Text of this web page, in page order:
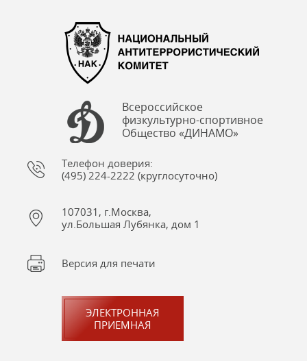
Всероссийское
физкультурно-спортивное
Общество «ДИНАМО»
Телефон доверия:
(495) 224-2222 (круглосуточно)
107031, г.Москва,
ул.Большая Лубянка, дом 1
Версия для печати
ЭЛЕКТРОННАЯ
ПРИЕМНАЯ